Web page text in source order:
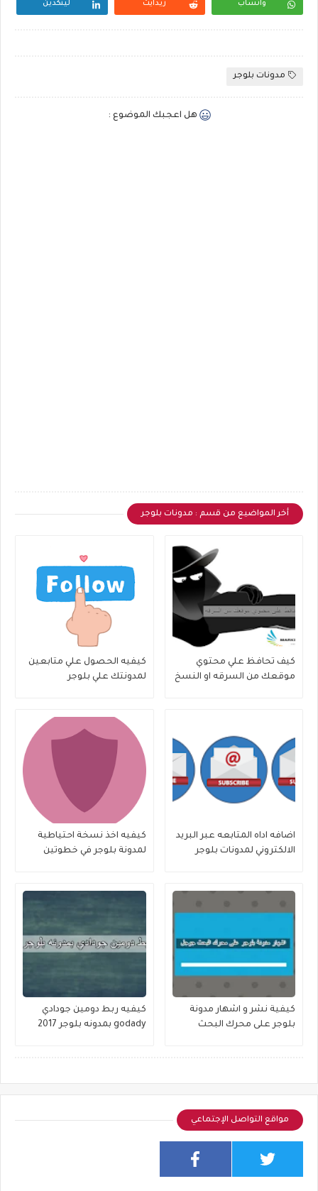
واتساب ريدايت لينكدين
مدونات بلوجر
هل اعجبك الموضوع :
أخر المواضيع من قسم : مدونات بلوجر
كيف تحافظ علي محتوي
موقعك من السرقه او النسخ
كيفيه الحصول علي متابعين
لمدونتك علي بلوجر
اضافه اداه المتابعه عبر البريد
الالكتروني لمدونات بلوجر
كيفيه اخذ نسخة احتياطية
لمدونة بلوجر في خطوتين
كيفية نشر و اشهار مدونة
بلوجر على محرك البحث
كيفيه ربط دومين جودادي
godady بمدونه بلوجر 2017
مواقع التواصل الإجتماعي